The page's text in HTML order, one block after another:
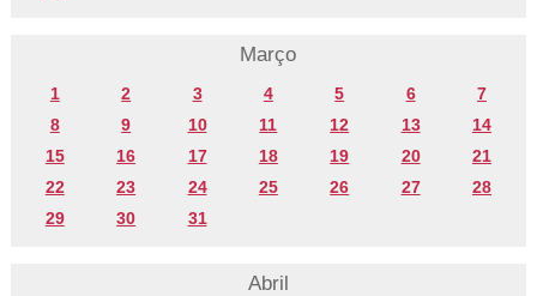
Março
1 2 3 4 5 6
7
8
9 10 11 12 13
14
15
16 17 18 19 20
21
22
23 24 25 26 27
28
29
30 31
Abril